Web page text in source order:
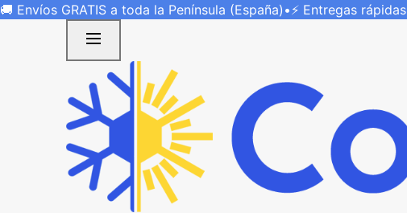
Saltar
🚚 Envíos GRATIS a toda la Península (España) •⚡ Entregas rápidas